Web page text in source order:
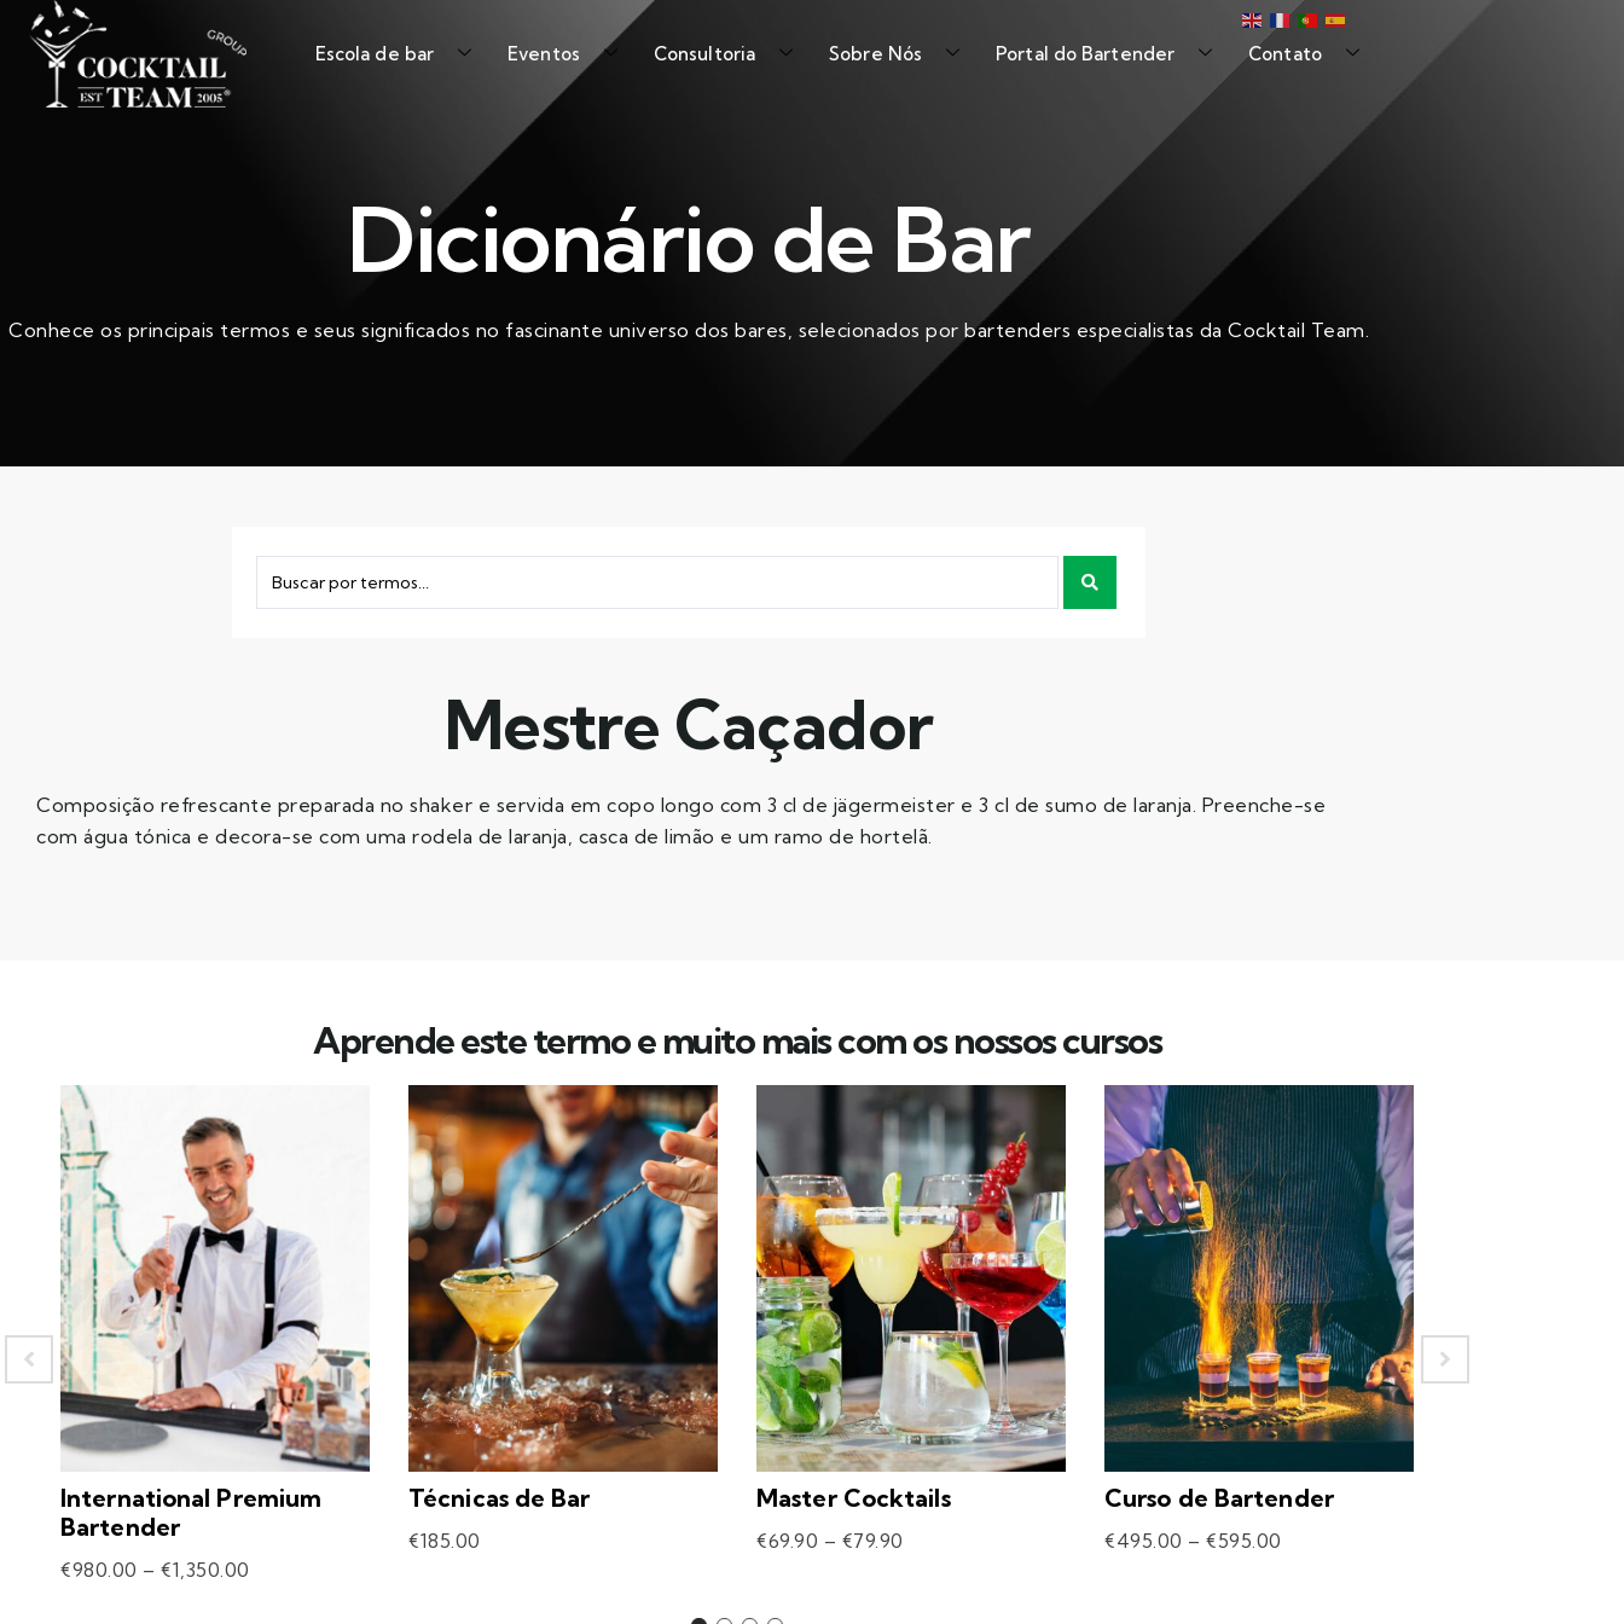
Escola de bar Eventos Consultoria Sobre Nós Portal do Bartender Contato
Dicionário de Bar
Conhece os principais termos e seus significados no fascinante universo dos bares, selecionados por bartenders especialistas da Cocktail Team.
Mestre Caçador
Composição refrescante preparada no shaker e servida em copo longo com 3 cl de jägermeister e 3 cl de sumo de laranja. Preenche-se
com água tónica e decora-se com uma rodela de laranja, casca de limão e um ramo de hortelã.
Aprende este termo e muito mais com os nossos cursos
International Premium
Bartender
€980.00 – €1,350.00
Técnicas de Bar
€185.00
Master Cocktails
€69.90 – €79.90
Curso de Bartender
€495.00 – €595.00